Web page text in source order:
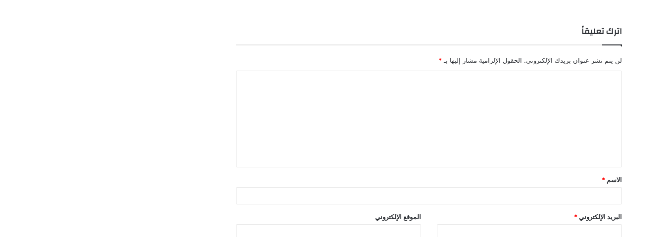
اترك تعليقاً
لن يتم نشر عنوان بريدك الإلكتروني. الحقول الإلزامية مشار إليها بـ *
الاسم *
البريد الإلكتروني * الموقع الإلكتروني